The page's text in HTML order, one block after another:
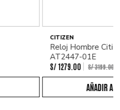
CITIZEN
Reloj Hombre
AT2447-01E
S/ 1279 00 S/3199.00